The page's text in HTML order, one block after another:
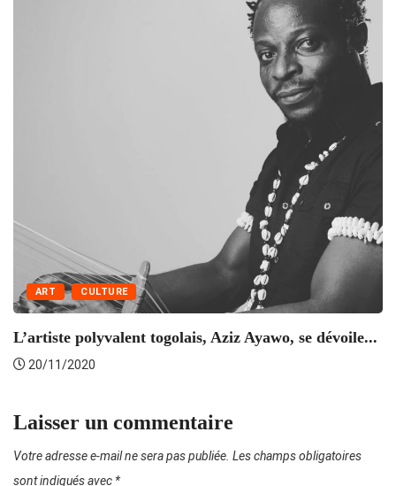
ART CULTURE
L’artiste polyvalent togolais, Aziz Ayawo, se dévoile...
20/11/2020
Laisser un commentaire
Votre adresse e-mail ne sera pas publiée. Les champs obligatoires
sont indiqués avec *